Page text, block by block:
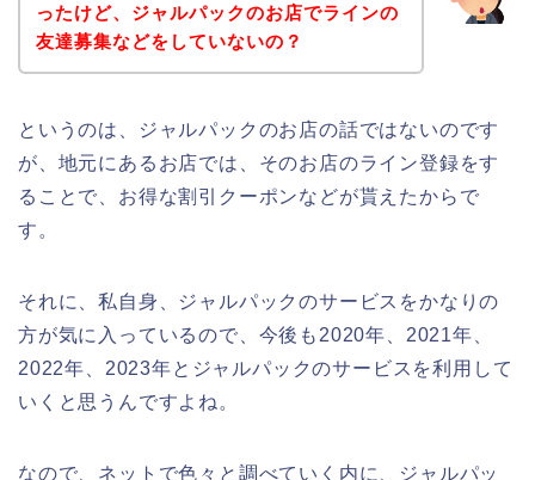
ったけど、ジャルパックのお店でラインの
友達募集などをしていないの？
というのは、ジャルパックのお店の話ではないのです
が、地元にあるお店では、そのお店のライン登録をす
ることで、お得な割引クーポンなどが貰えたからで
す。
それに、私自身、ジャルパックのサービスをかなりの
方が気に入っているので、今後も2020年、2021年、
2022年、2023年とジャルパックのサービスを利用して
いくと思うんですよね。
なので、ネットで色々と調べていく内に、ジャルパッ